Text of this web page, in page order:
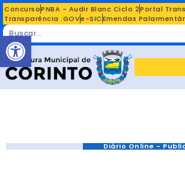
ConcursoPNBA - Audir Blanc Ciclo 2Portal
Transparência .GOVe-SICEmendas
Diário Online -
Abrir a barra de ferramentas